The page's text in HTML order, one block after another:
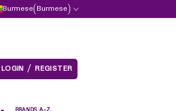
Burmese(Burmese)
LOGIN / REGISTER